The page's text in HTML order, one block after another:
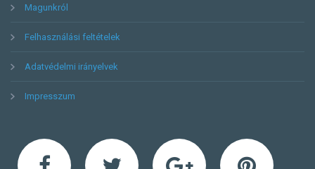
Magunkról
Felhasználási feltételek
Adatvédelmi irányelvek
Impresszum